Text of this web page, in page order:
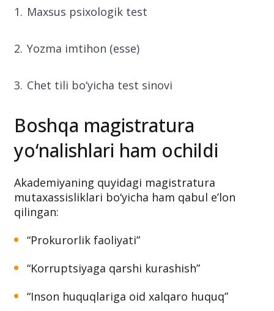
Maxsus psixologik test
Yozma imtihon (esse)
Chet tili bo‘yicha test sinovi
Boshqa magistratura
yo‘nalishlari ham ochildi
Akademiyaning quyidagi magistratura
mutaxassisliklari bo‘yicha ham qabul e’lon
qilingan:
“Prokurorlik faoliyati”
“Korruptsiyaga qarshi kurashish”
“Inson huquqlariga oid xalqaro huquq”